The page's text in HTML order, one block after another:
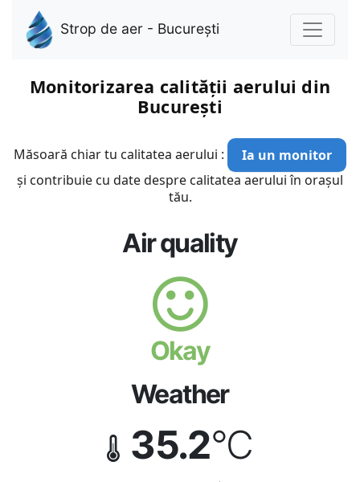
Strop de aer - București
Monitorizarea calității aerului din
București
Măsoară chiar tu calitatea aerului :
Ia un monitor
și contribuie cu date despre calitatea aerului în orașul
tău.
Air quality
Okay
Weather
35.2°C